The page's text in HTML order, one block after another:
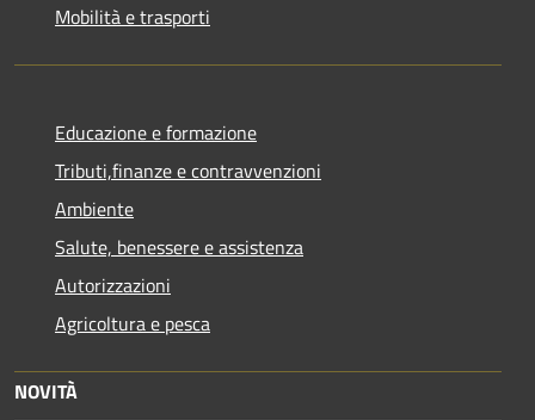
Mobilità e trasporti
Educazione e formazione
Tributi,finanze e contravvenzioni
Ambiente
Salute, benessere e assistenza
Autorizzazioni
Agricoltura e pesca
NOVITÀ